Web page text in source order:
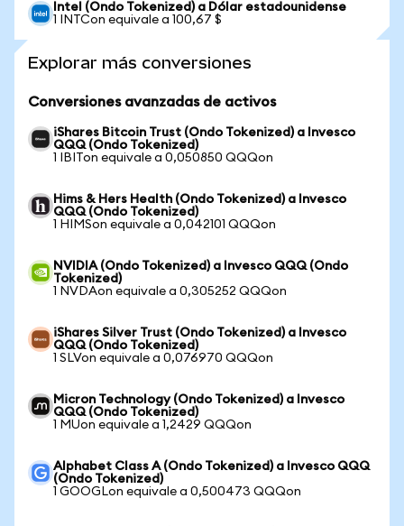
Intel (Ondo Tokenized) a Dólar estadounidense
1 INTCon equivale a 100,67 $
Explorar más conversiones
Conversiones avanzadas de activos
iShares Bitcoin Trust (Ondo Tokenized) a Invesco
QQQ (Ondo Tokenized)
1 IBITon equivale a 0,050850 QQQon
Hims & Hers Health (Ondo Tokenized) a Invesco
QQQ (Ondo Tokenized)
1 HIMSon equivale a 0,042101 QQQon
NVIDIA (Ondo Tokenized) a Invesco QQQ (Ondo
Tokenized)
1 NVDAon equivale a 0,305252 QQQon
iShares Silver Trust (Ondo Tokenized) a Invesco
QQQ (Ondo Tokenized)
1 SLVon equivale a 0,076970 QQQon
Micron Technology (Ondo Tokenized) a Invesco
QQQ (Ondo Tokenized)
1 MUon equivale a 1,2429 QQQon
Alphabet Class A (Ondo Tokenized) a Invesco QQQ
(Ondo Tokenized)
1 GOOGLon equivale a 0,500473 QQQon